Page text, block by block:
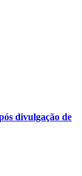
divulgação de